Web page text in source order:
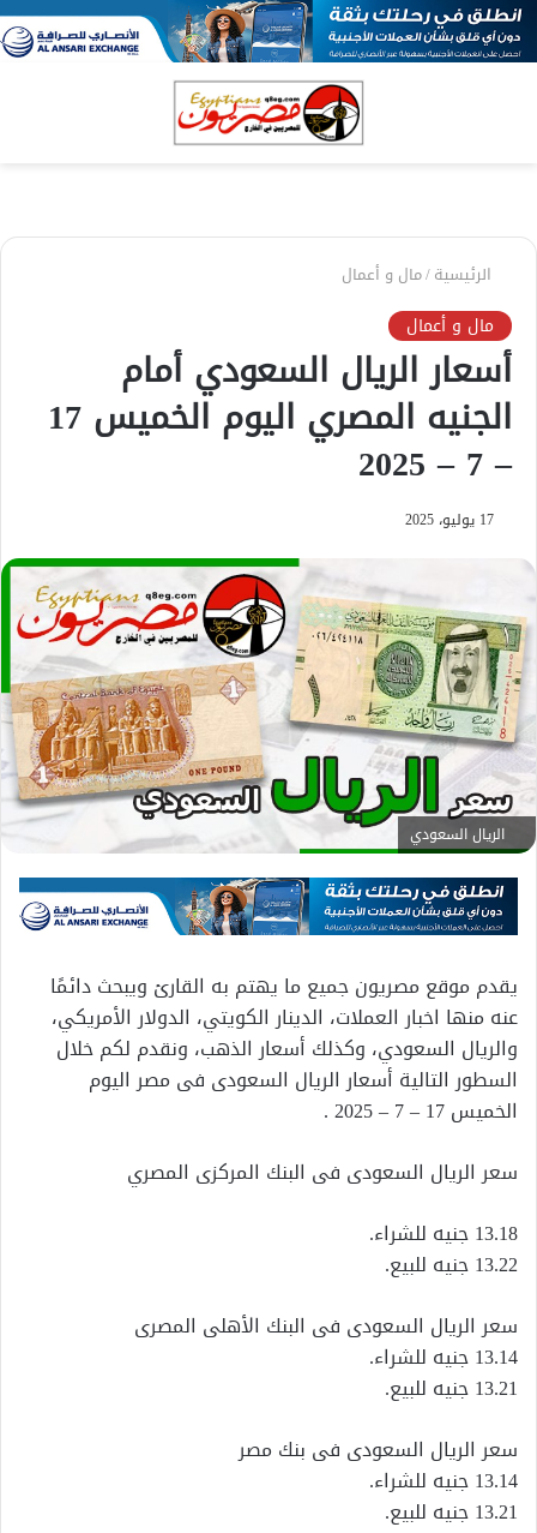
الرئيسية/مال و أعمال
مال و أعمال
أسعار الريال السعودي أمام
الجنيه المصري اليوم الخميس 17
– 7 – 2025
17 يوليو، 2025
الريال السعودي
يقدم موقع مصريون جميع ما يهتم به القارئ ويبحث دائمًا
عنه منها اخبار العملات، الدينار الكويتي، الدولار الأمريكي،
والريال السعودي، وكذلك أسعار الذهب، ونقدم لكم خلال
السطور التالية أسعار الريال السعودى فى مصر اليوم
الخميس 17 – 7 – 2025 .
سعر الريال السعودى فى البنك المركزى المصري
13.18 جنيه للشراء.
13.22 جنيه للبيع.
سعر الريال السعودى فى البنك الأهلى المصرى
13.14 جنيه للشراء.
13.21 جنيه للبيع.
سعر الريال السعودى فى بنك مصر
13.14 جنيه للشراء.
13.21 جنيه للبيع.